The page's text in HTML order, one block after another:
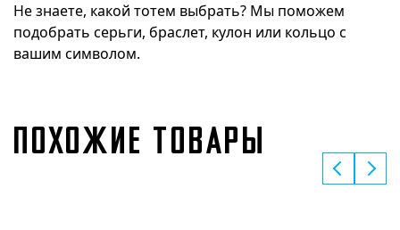
Не знаете, какой тотем выбрать? Мы поможем
подобрать серьги, браслет, кулон или кольцо с
вашим символом.
ПОХОЖИЕ ТОВАРЫ